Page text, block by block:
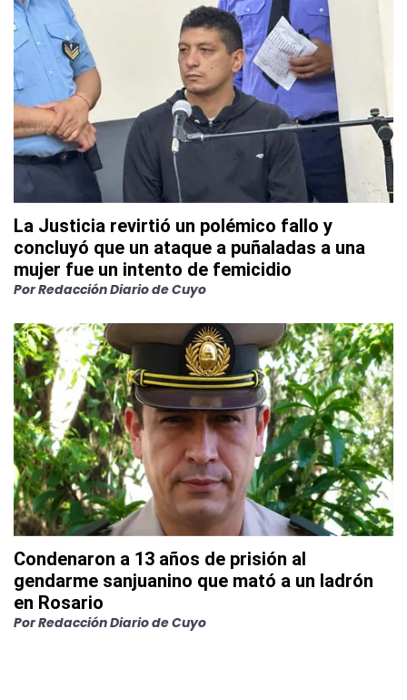
La Justicia revirtió un polémico fallo y
concluyó que un ataque a puñaladas a una
mujer fue un intento de femicidio
PorRedacción Diario de Cuyo
Condenaron a 13 años de prisión al
gendarme sanjuanino que mató a un ladrón
en Rosario
PorRedacción Diario de Cuyo